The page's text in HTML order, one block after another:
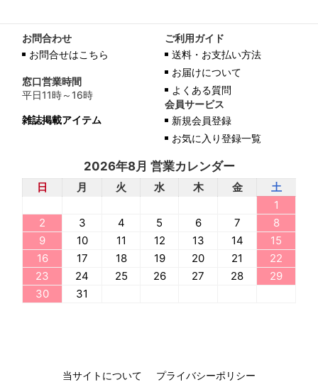
お問合わせ
お問合せはこちら
窓口営業時間
平日11時～16時
雑誌掲載アイテム
ご利用ガイド
送料・お支払い方法
お届けについて
よくある質問
会員サービス
新規会員登録
お気に入り登録一覧
2026年8月 営業カレンダー
日 月 火 水 木 金
土
1
2
3 4 5 6 7
8
9
10 11 12 13 14
15
16
17 18 19 20 21
22
23
24 25 26 27 28
29
30
31
当サイトについて
プライバシーポリシー